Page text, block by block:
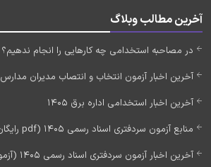
آخرین مطالب وبلاگ
در مصاحبه استخدامی چه کارهایی را انجام ندهیم؟
آخرین اخبار آزمون انتخاب و انتصاب مدیران مدارس 1405 (کارت آزمون)
آخرین اخبار استخدامی اداره برق 1405
منابع آزمون سردفتری اسناد رسمی 1405 (pdf رایگان)
آخرین اخبار آزمون سردفتری اسناد رسمی 1405 (آزمون جدید)